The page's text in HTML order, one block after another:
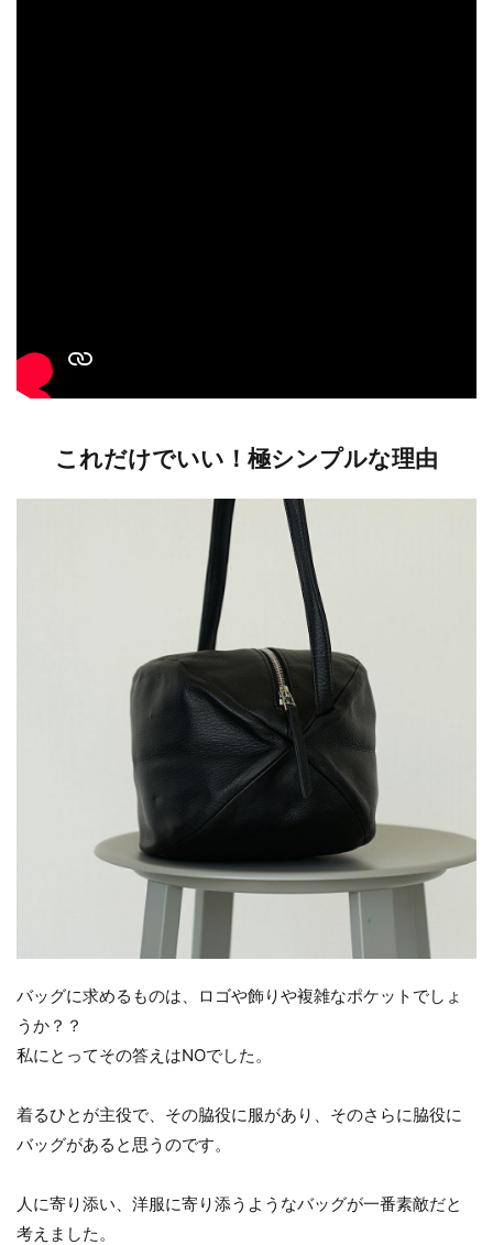
これだけでいい！極シンプルな理由
バッグに求めるものは、ロゴや飾りや複雑なポケットでしょ
うか？？
私にとってその答えはNOでした。
着るひとが主役で、その脇役に服があり、そのさらに脇役に
バッグがあると思うのです。
人に寄り添い、洋服に寄り添うようなバッグが一番素敵だと
考えました。